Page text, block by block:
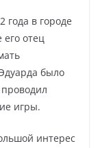
года в городе
его отец
было
игры.
интерес